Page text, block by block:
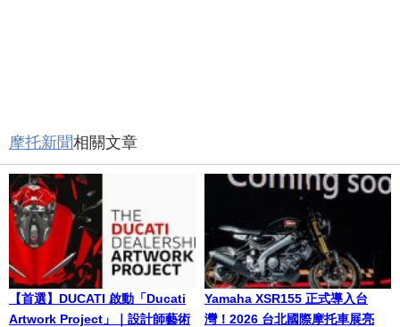
摩托新聞相關文章
【首選】DUCATI 啟動「Ducati
Artwork Project」｜設計師藝術
Yamaha XSR155 正式導入台
灣！2026 台北國際摩托車展亮